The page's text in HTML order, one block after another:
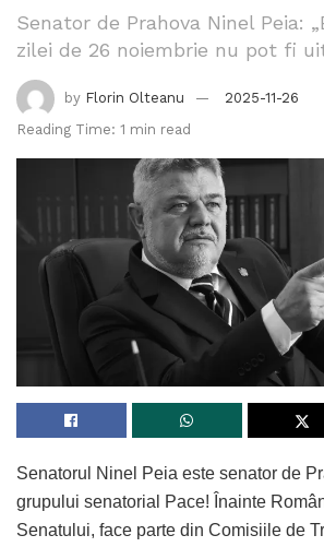
Senator de Prahova Ninel Peia:
zilei de 26 noiembrie nu pot fi
by Florin Olteanu
2025-11-26
Reading Time: 1 min read
Senatorul Ninel Peia este senator de
grupului senatorial Pace! Înainte
Senatului, face parte din Comisiile de